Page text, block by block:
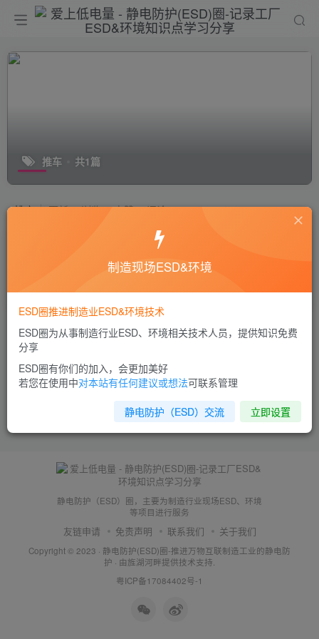
推车 共1篇
排序 更新 浏览 点赞 评论
车间搬运小推车防静电如何实现？
十万个为什么
9年前 7747
静电防护（ESD）圈，主要为制造行业现场ESD、环境
等项目进行服务
友链申请 免责声明 联系我们 关于我们
Copyright © 2023 · 静电防护(ESD)圈-推进万物互联制造工业的静电防
护 · 由旌湖河畔提供技术支持.
粤ICP备17084402号-1
制造现场ESD&环境
ESD圈推进制造业ESD&环境技术
ESD圈为从事制造行业ESD、环境相关技术人员，提供知识免费
分享
ESD圈有你们的加入，会更加美好
若您在使用中对本站有任何建议或想法可联系管理
静电防护（ESD）交流 立即设置